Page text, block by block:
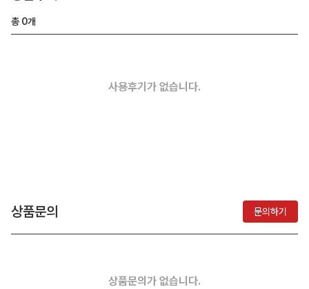
총 0개
사용후기가 없습니다.
상품문의 문의하기
상품문의가 없습니다.